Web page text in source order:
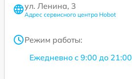
ул. Ленина, 3
Адрес сервисного центра Hobot
Режим работы:
Ежедневно с 9:00 до 21:00